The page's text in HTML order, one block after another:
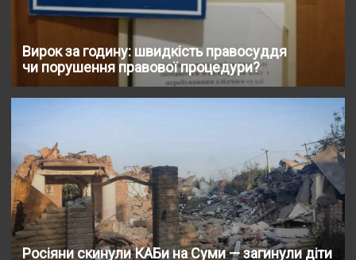
Вирок за годину: швидкість правосуддя
чи порушення правової процедури?
Росіяни скинули КАБи на Суми — загинули діти